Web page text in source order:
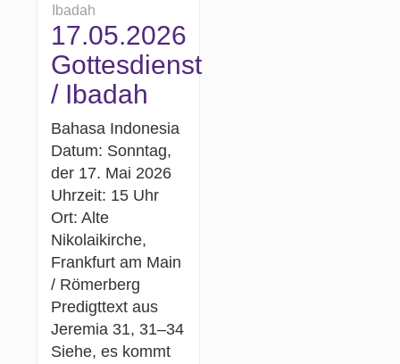
Ibadah
17.05.2026
Gottesdienst
/ Ibadah
Bahasa Indonesia
Datum: Sonntag,
der 17. Mai 2026
Uhrzeit: 15 Uhr
Ort: Alte
Nikolaikirche,
Frankfurt am Main
/ Römerberg
Predigttext aus
Jeremia 31, 31–34
Siehe, es kommt